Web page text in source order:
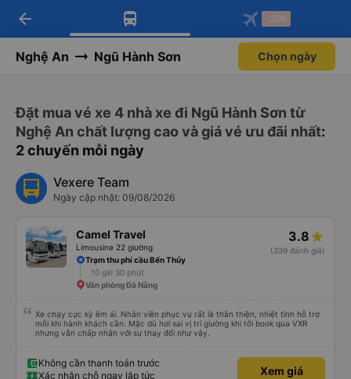
Tải app Vexere ngay!
Nhận ưu đãi thành viên độc
Mở app
Tải app Vexere
-30k/ghế khi đặt vé máy bay qua
Mở app
arrow_back -30k
Nghệ An Ngũ Hành Sơn Chọn ngày
Đặt mua vé xe 4 nhà xe đi Ngũ Hành Sơn từ
Nghệ An chất lượng cao và giá vé ưu đãi nhất:
2 chuyến mỗi ngày
Vexere Team
Ngày cập nhật: 09/08/2026
Camel Travel
Limousine 22 giường
3.8
(339 đánh giá)
Trạm thu phí cầu Bến Thủy
10 giờ 30 phút
Văn phòng Đà Nẵng
Xe chạy cực kỳ êm ái. Nhân viên phục vụ rất là thân thiện, nhiệt tình hỗ trợ
mỗi khi hành khách cần. Mặc dù hơi sai vị trí giường khi tôi book qua VXR
nhưng vẫn chấp nhận với sự thay đổi như vậy.
Không cần thanh toán trước
Xác nhận chỗ ngay lập tức
Xem giá